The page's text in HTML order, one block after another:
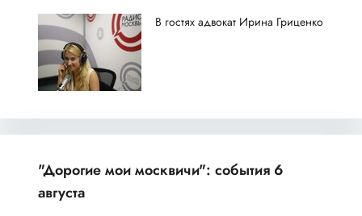
В гостях адвокат Ирина Гриценко
"Дорогие мои москвичи": события 6
августа